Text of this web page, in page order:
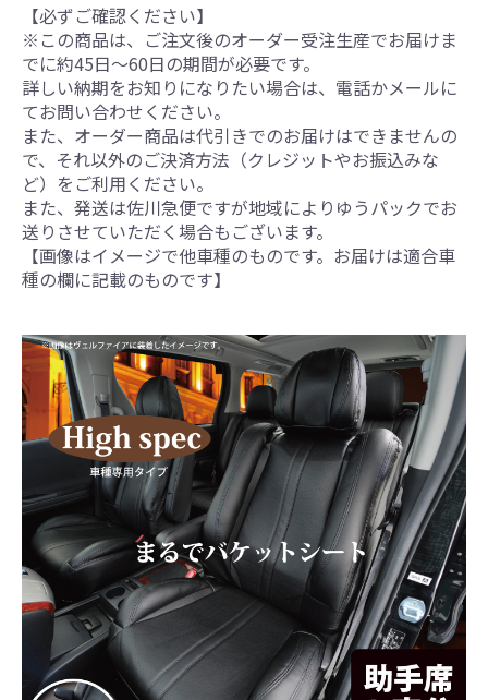
【必ずご確認ください】
※この商品は、ご注文後のオーダー受注生産でお届けま
でに約45日～60日の期間が必要です。
詳しい納期をお知りになりたい場合は、電話かメールに
てお問い合わせください。
また、オーダー商品は代引きでのお届けはできませんの
で、それ以外のご決済方法（クレジットやお振込みな
ど）をご利用ください。
また、発送は佐川急便ですが地域によりゆうパックでお
送りさせていただく場合もございます。
【画像はイメージで他車種のものです。お届けは適合車
種の欄に記載のものです】